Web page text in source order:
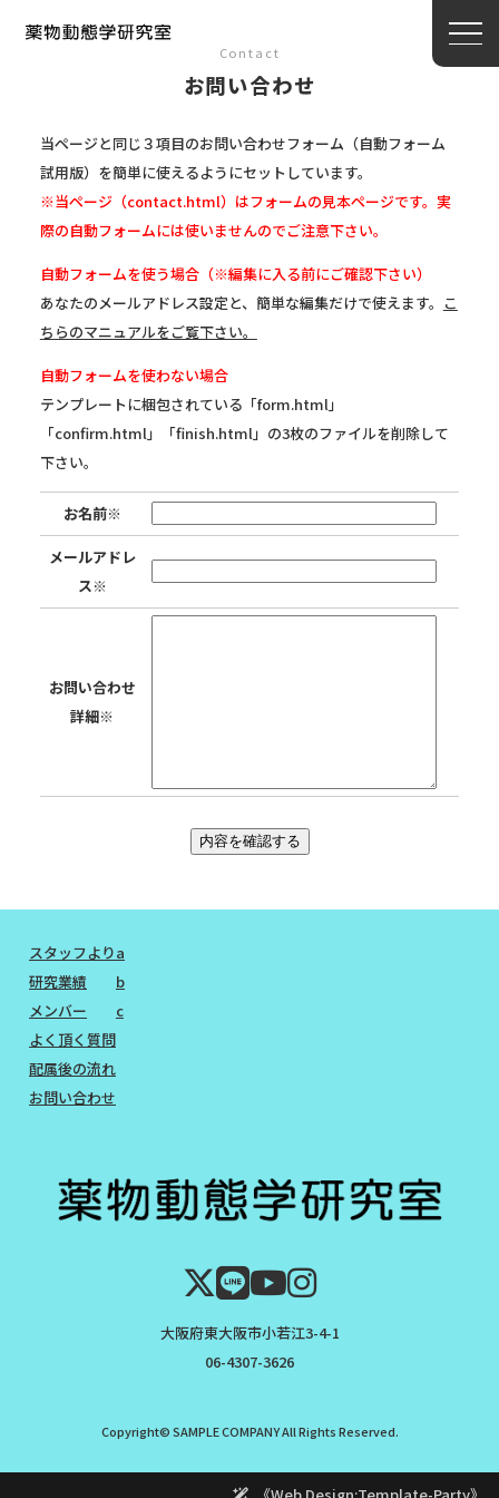
お問い合わせ
Contact
当ページと同じ３項目のお問い合わせフォーム（自動フォーム
試用版）を簡単に使えるようにセットしています。
※当ページ（contact.html）はフォームの見本ページです。実
際の自動フォームには使いませんのでご注意下さい。
自動フォームを使う場合（※編集に入る前にご確認下さい）
あなたのメールアドレス設定と、簡単な編集だけで使えます。 こ
ちらのマニュアルをご覧下さい。
自動フォームを使わない場合
テンプレートに梱包されている「form.html」
「confirm.html」「finish.html」の3枚のファイルを削除して
下さい。
お名前※
メールアドレ
ス※
お問い合わせ
詳細※
大阪府東大阪市小若江3-4-1
06-4307-3626
Copyright© SAMPLE COMPANY All Rights Reserved.
スタッフより
研究業績
メンバー
よく頂く質問
配属後の流れ
お問い合わせ
a
b
c